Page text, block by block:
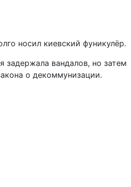
носил киевский фуникулёр.
вандалов, но затем
о декоммунизации.